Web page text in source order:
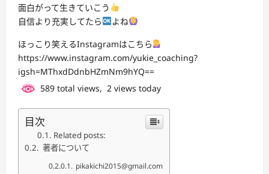
面白がって生きていこう
自信より充実してたら
よね
ほっこり笑えるInstagramはこちら
https://www.instagram.com/yukie_coaching?
igsh=MThxdDdnbHZmNm9hYQ==
589 total views, 2 views today
目次
Related posts:
著者について
pikakichi2015@gmail.com